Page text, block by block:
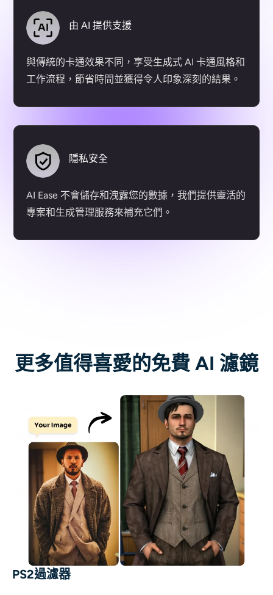
由 AI 提供支援
與傳統的卡通效果不同，享受生成式 AI 卡通風格和
工作流程，節省時間並獲得令人印象深刻的結果。
隱私安全
AI Ease 不會儲存和洩露您的數據，我們提供靈活的
專案和生成管理服務來補充它們。
更多值得喜愛的免費 AI 濾鏡
PS2過濾器